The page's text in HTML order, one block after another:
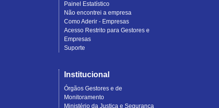
Painel Estatístico
Não encontrei a empresa
Como Aderir - Empresas
Acesso Restrito para Gestores e
Empresas
Suporte
Institucional
Órgãos Gestores e de
Monitoramento
Ministério da Justiça e Segurança